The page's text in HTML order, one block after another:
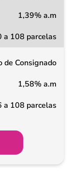
1,39% a.m
a 108 parcelas
de Consignado
1,58% a.m
a 108 parcelas